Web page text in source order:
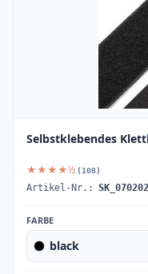
Selbstklebendes
★★★★½ (108)
Artikel-Nr.:
FARBE
black